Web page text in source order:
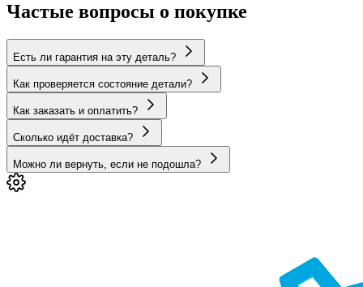
Частые вопросы о покупке
Есть ли гарантия на эту деталь?
Как проверяется состояние детали?
Как заказать и оплатить?
Сколько идёт доставка?
Можно ли вернуть, если не подошла?